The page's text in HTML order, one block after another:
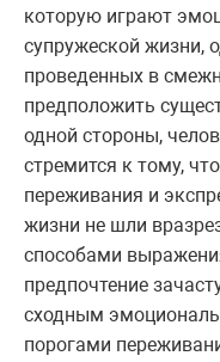
которую играют
супружеской жизни,
проведенных в
предположить
одной стороны,
стремится к тому,
переживания и
жизни не шли
способами
предпочтение
сходным
порогами